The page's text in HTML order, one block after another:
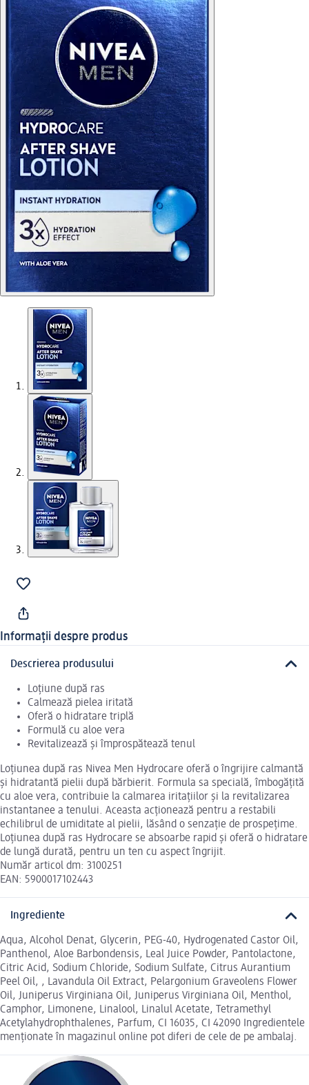
Informații despre produs
Descrierea produsului
Loțiune după ras
Calmează pielea iritată
Oferă o hidratare triplă
Formulă cu aloe vera
Revitalizează și împrospătează tenul
Loțiunea după ras Nivea Men Hydrocare oferă o îngrijire calmantă
și hidratantă pielii după bărbierit. Formula sa specială, îmbogățită
cu aloe vera, contribuie la calmarea iritațiilor și la revitalizarea
instantanee a tenului. Aceasta acționează pentru a restabili
echilibrul de umiditate al pielii, lăsând o senzație de prospețime.
Loțiunea după ras Hydrocare se absoarbe rapid și oferă o hidratare
de lungă durată, pentru un ten cu aspect îngrijit.
Număr articol dm: 3100251
EAN: 5900017102443
Ingrediente
Aqua, Alcohol Denat, Glycerin, PEG-40, Hydrogenated Castor Oil,
Panthenol, Aloe Barbondensis, Leal Juice Powder, Pantolactone,
Citric Acid, Sodium Chloride, Sodium Sulfate, Citrus Aurantium
Peel Oil, , Lavandula Oil Extract, Pelargonium Graveolens Flower
Oil, Juniperus Virginiana Oil, Juniperus Virginiana Oil, Menthol,
Camphor, Limonene, Linalool, Linalul Acetate, Tetramethyl
Acetylahydrophthalenes, Parfum, CI 16035, CI 42090 Ingredientele
menționate în magazinul online pot diferi de cele de pe ambalaj.